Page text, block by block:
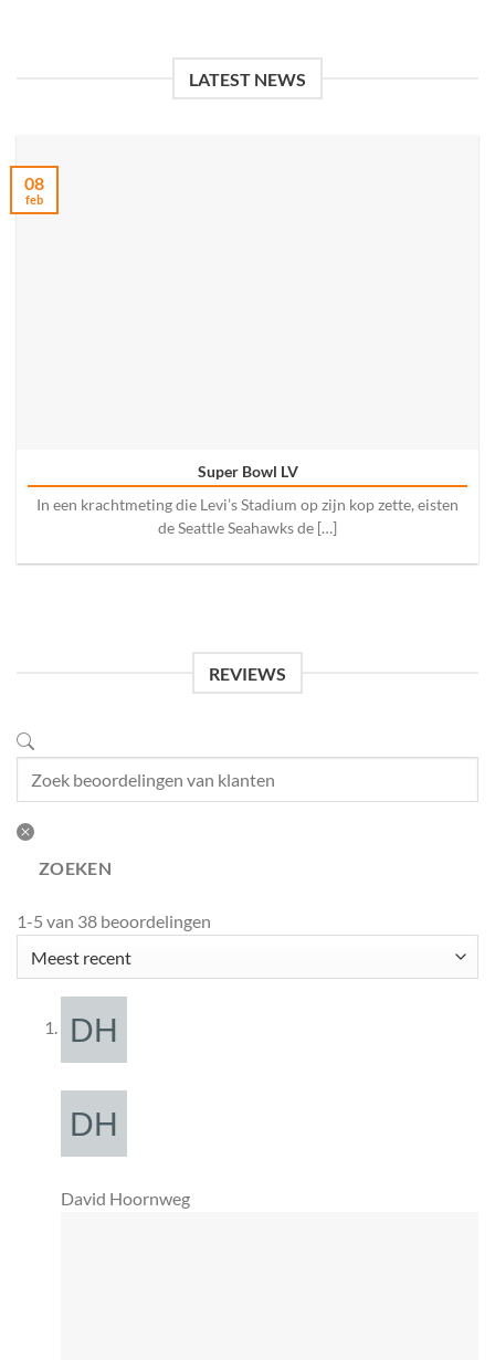
LATEST NEWS
Super Bowl LV
In een krachtmeting die Levi’s Stadium op zijn kop zette, eisten
de Seattle Seahawks de […]
08
feb
REVIEWS
ZOEKEN
1-5 van 38 beoordelingen
David Hoornweg